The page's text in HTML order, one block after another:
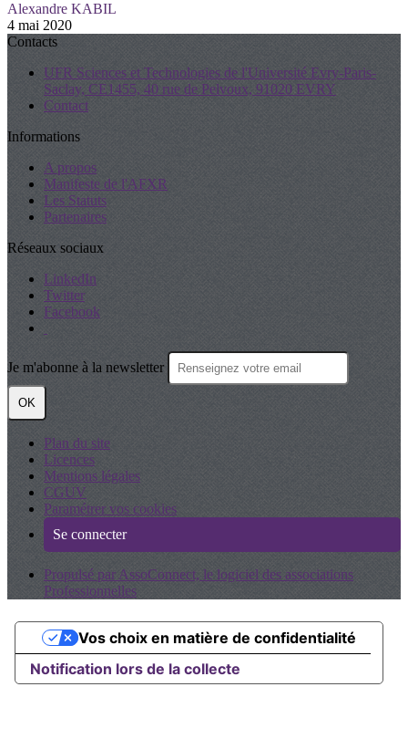
Alexandre KABIL
4 mai 2020
Contacts
UFR Sciences et Technologies de l'Université Evry-Paris-
Saclay, CE1455, 40 rue de Pelvoux, 91020 EVRY
Contact
Informations
A propos
Manifeste de l'AFXR
Les Statuts
Partenaires
Réseaux sociaux
LinkedIn
Twitter
Facebook
Je m'abonne à la newsletter
OK
Plan du site
Licences
Mentions légales
CGUV
Paramétrer vos cookies
Se connecter
Propulsé par AssoConnect, le logiciel des associations
Professionnelles
Notification lors de la collecte
Vos choix en matière de confidentialité